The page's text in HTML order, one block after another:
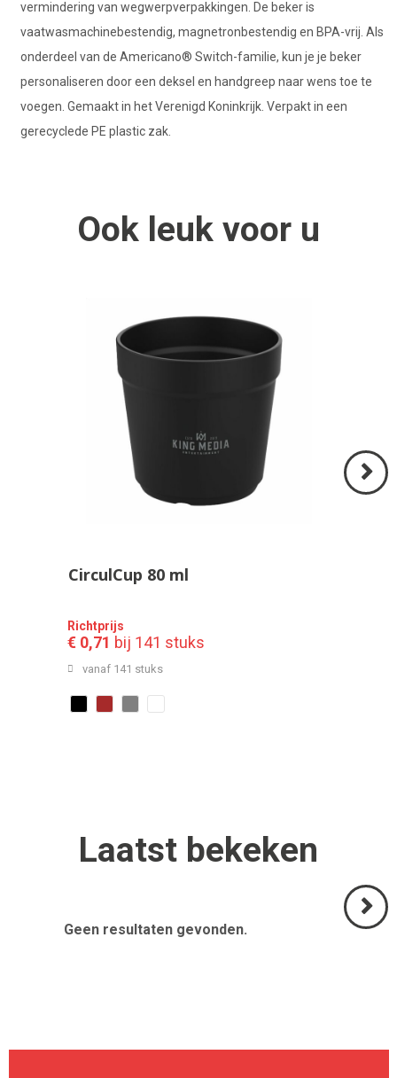
vermindering van wegwerpverpakkingen. De beker is
vaatwasmachinebestendig, magnetronbestendig en BPA-vrij. Als
onderdeel van de Americano® Switch-familie, kun je je beker
personaliseren door een deksel en handgreep naar wens toe te
voegen. Gemaakt in het Verenigd Koninkrijk. Verpakt in een
gerecyclede PE plastic zak.
Ook leuk voor u
CirculCup 80 ml
Richtprijs
€ 0,71 bij 141 stuks
vanaf 141 stuks
Laatst bekeken
Geen resultaten gevonden.